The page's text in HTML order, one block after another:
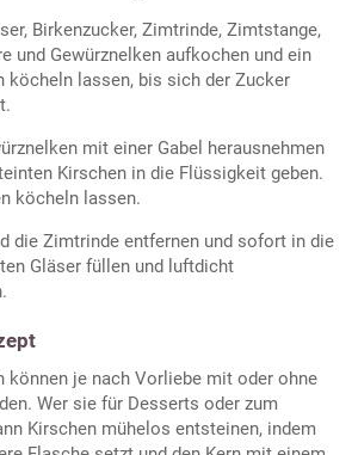
Birkenzucker, Zimtrinde, Zimtstange,
und Gewürznelken aufkochen und ein
köcheln lassen, bis sich der Zucker
mit einer Gabel herausnehmen
Kirschen in die Flüssigkeit geben.
köcheln lassen.
die Zimtrinde entfernen und sofort in die
Gläser füllen und luftdicht
können je nach Vorliebe mit oder ohne
Wer sie für Desserts oder zum
Kirschen mühelos entsteinen, indem